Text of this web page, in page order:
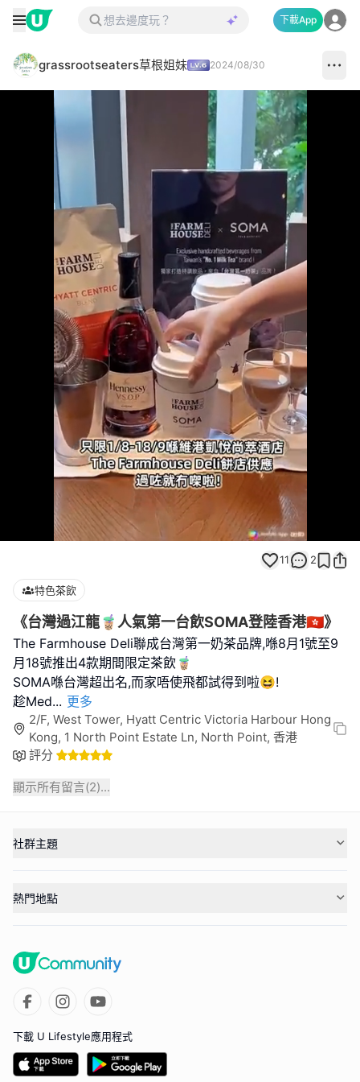
下載App
grassrootseaters草根姐妹 2024/08/30
Loaded
100.00%
11 2
特色茶飲
《台灣過江龍🧋人氣第一台飲SOMA登陸香港🇭🇰》
The Farmhouse Deli聯成台灣第一奶茶品牌,喺8月1號至9
月18號推出4款期間限定茶飲🧋
SOMA喺台灣超出名,而家唔使飛都試得到啦😆!
趁Med... 更多
2/F, West Tower, Hyatt Centric Victoria Harbour Hong
Kong, 1 North Point Estate Ln, North Point, 香港
評分
顯示所有留言(2)...
社群主題
熱門地點
下載 U Lifestyle應用程式